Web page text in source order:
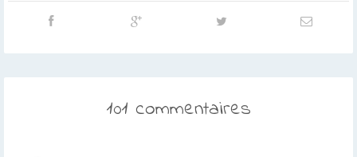
101 commentaires